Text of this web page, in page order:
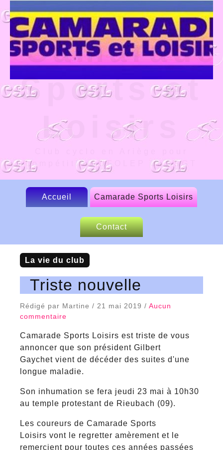
Camarade
Sports et
Loisirs
compétition UFOLEP et FSGT
Accueil Camarade Sports Loisirs
Le CSL
Nos sponsors
Articles de presse
Contact
La vie du club
Triste nouvelle
Rédigé par Martine / 21 mai 2019 / Aucun
commentaire
Camarade Sports Loisirs est triste de vous
annoncer que son président Gilbert
Gaychet vient de décéder des suites d'une
longue maladie.
Son inhumation se fera jeudi 23 mai à 10h30
au temple protestant de Rieubach (09).
Les coureurs de Camarade Sports
Loisirs vont le regretter amèrement et le
remercient pour toutes ces années passées